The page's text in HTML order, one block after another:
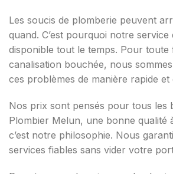
Les soucis de plomberie peuvent
quand. C’est pourquoi notre service
disponible tout le temps. Pour toute
canalisation bouchée, nous
ces problèmes de manière rapide et
Nos prix sont pensés pour tous les
Plombier Melun, une bonne qualité
c’est notre philosophie. Nous
services fiables sans vider votre